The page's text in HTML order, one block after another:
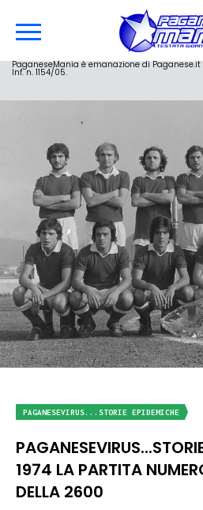
PaganeseMania è emanazione di
Inf. n. 1154/05.
PAGANESEVIRUS...STORIE EPIDEMICHE
1974 LA PARTITA
DELLA 2600